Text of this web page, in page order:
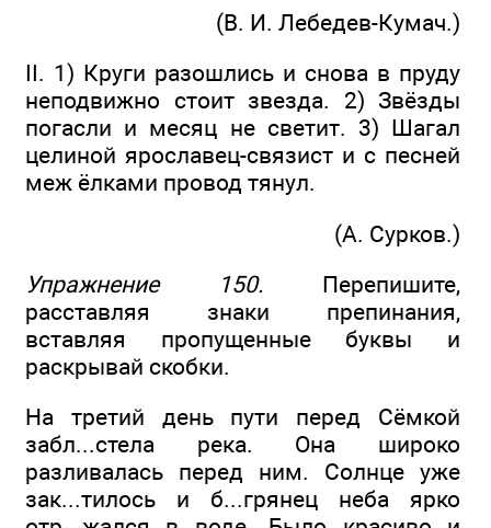
(В. И. Лебедев-Кумач.)
II. 1) Круги разошлись и снова в пруду
неподвижно стоит звезда. 2) Звёзды
погасли и месяц не светит. 3) Шагал
целиной ярославец-связист и с песней
меж ёлками провод тянул.
(А. Сурков.)
Упражнение 150. Перепишите,
расставляя знаки препинания,
вставляя пропущенные буквы и
раскрывай скобки.
На третий день пути перед Сёмкой
забл...стела река. Она широко
разливалась перед ним. Солнце уже
зак...тилось и б...грянец неба ярко